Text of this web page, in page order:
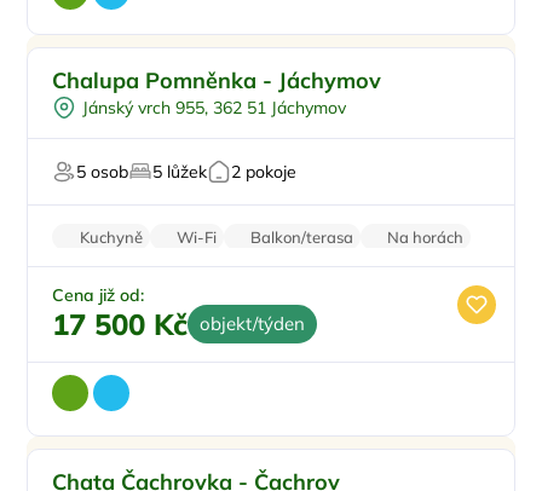
Pro skupiny
Venkovní gril
Pro majitele mazlíčků
Chalupa Pomněnka - Jáchymov
Jánský vrch 955, 362 51 Jáchymov
5 osob 5 lůžek 2 pokoje
Kuchyně Wi-Fi Balkon/terasa
Na horách
Parkování zdarma
Cena již od:
17 500 Kč objekt/týden
Pro čtyři
Chata Čachrovka - Čachrov